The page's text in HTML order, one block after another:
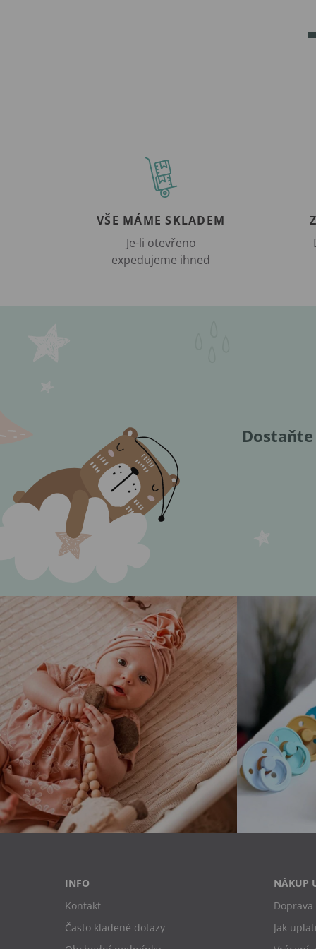
VŠE MÁME SKLADEM
Je-li otevřeno
expedujeme ihned
INFO
Kontakt
Často kladené dotazy
NÁKUP
Jak